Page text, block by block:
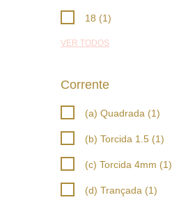
18 (1)
VER TODOS
Corrente
(a) Quadrada (1)
(b) Torcida 1.5 (1)
(c) Torcida 4mm (1)
(d) Trançada (1)